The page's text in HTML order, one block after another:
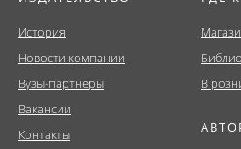
История
Новости компании
Вузы-партнеры
Вакансии
Контакты
В